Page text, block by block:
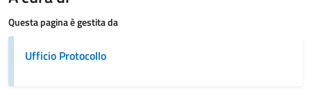
Questa pagina è gestita da
Ufficio Protocollo